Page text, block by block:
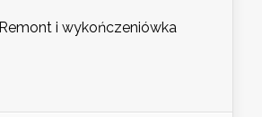
Remont i wykończeniówka